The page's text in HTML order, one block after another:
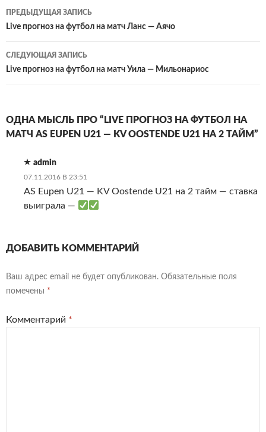
Навигация
по
записям
ПРЕДЫДУЩАЯ ЗАПИСЬ
Live прогноз на футбол на матч Ланс — Аячо
СЛЕДУЮЩАЯ ЗАПИСЬ
Live прогноз на футбол на матч Уила — Мильонариос
ОДНА МЫСЛЬ ПРО “LIVE ПРОГНОЗ НА ФУТБОЛ НА
МАТЧ AS EUPEN U21 — KV OOSTENDE U21 НА 2 ТАЙМ”
admin
07.11.2016 В 23:51
AS Eupen U21 — KV Oostende U21 на 2 тайм — ставка
выиграла —
ДОБАВИТЬ КОММЕНТАРИЙ
Ваш адрес email не будет опубликован. Обязательные поля
помечены *
Комментарий *